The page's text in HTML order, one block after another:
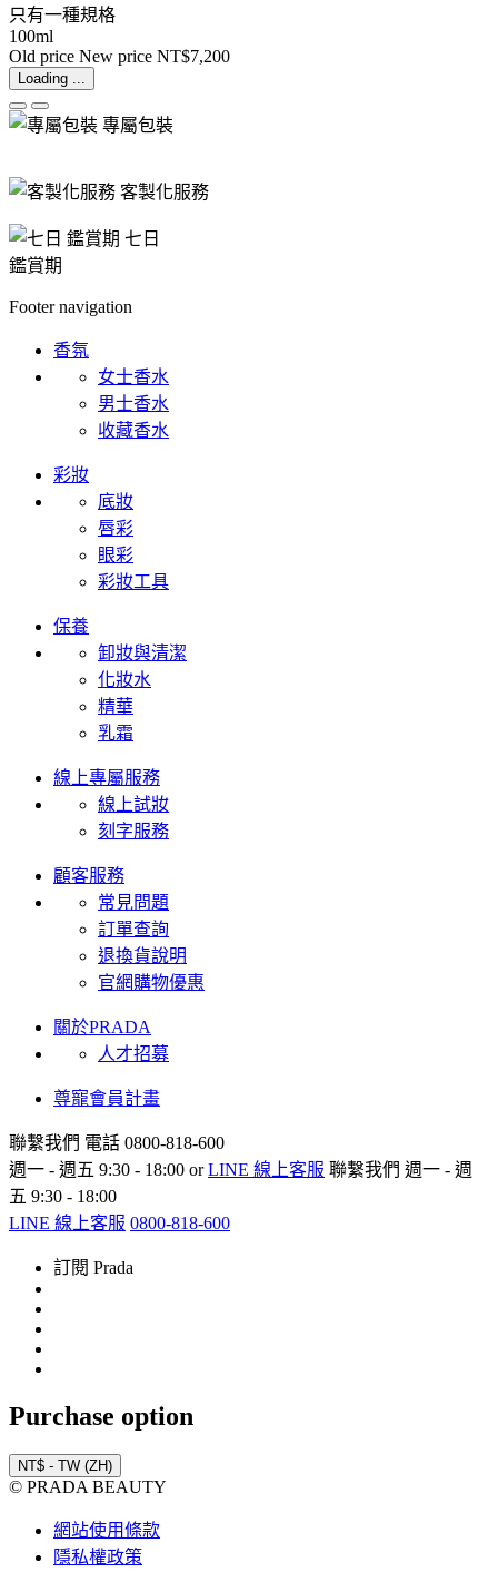
只有一種規格
100ml
Old price New price NT$7,200
Loading ...
專屬包裝
客製化服務
七日
鑑賞期
Footer navigation
香氛
女士香水
男士香水
收藏香水
彩妝
底妝
唇彩
眼彩
彩妝工具
保養
卸妝與清潔
化妝水
精華
乳霜
線上專屬服務
線上試妝
刻字服務
顧客服務
常見問題
訂單查詢
退換貨說明
官網購物優惠
關於PRADA
人才招募
尊寵會員計畫
聯繫我們 電話 0800-818-600
週一 - 週五 9:30 - 18:00 orLINE 線上客服 聯繫我們 週一 - 週
五 9:30 - 18:00
LINE 線上客服 0800-818-600
訂閱 Prada
Purchase option
NT$ - TW (ZH)
© PRADA BEAUTY
網站使用條款
隱私權政策